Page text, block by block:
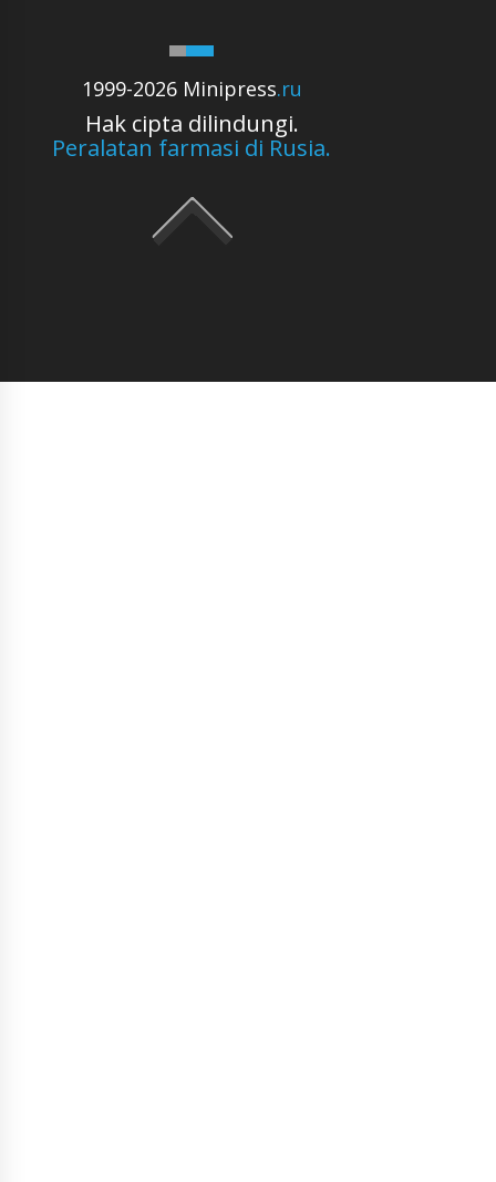
1999-2026 Minipress.ru
Hak cipta dilindungi.
Peralatan farmasi di Rusia.